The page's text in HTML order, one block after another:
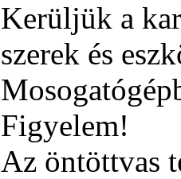
Kerüljük a
szerek és
Figyelem!
Az öntöttvas